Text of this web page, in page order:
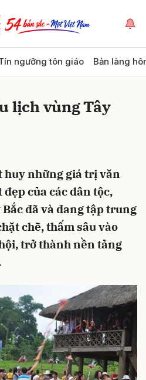
ngưỡng tôn giáo Bản làng
lịch vùng Tây
huy những giá trị văn
của các dân tộc,
đã và đang tập trung
chẽ, thấm sâu vào
trở thành nền tảng
Hủy Gửi